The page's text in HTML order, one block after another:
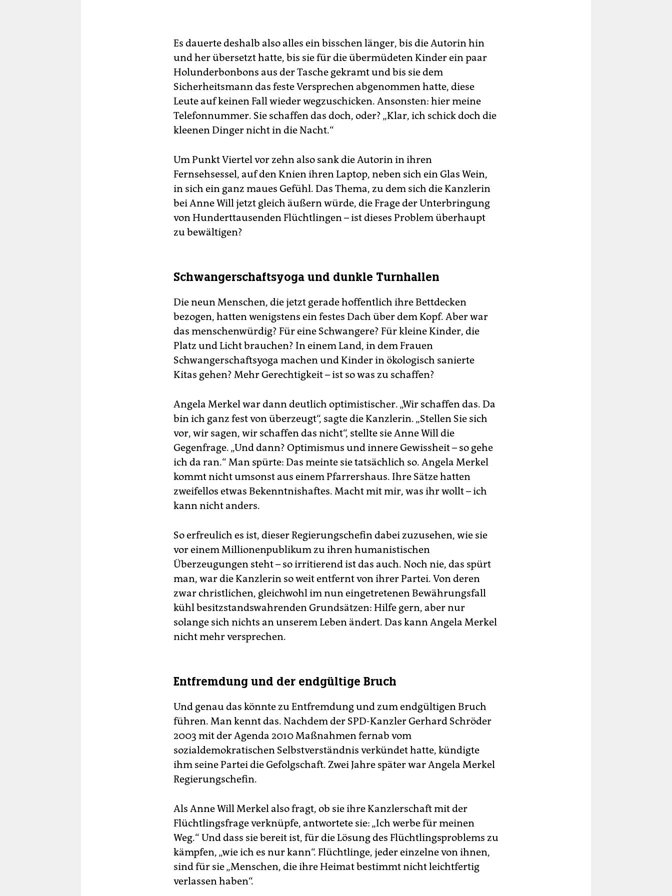
Es dauerte deshalb also alles ein bisschen länger, bis die Autorin hin
und her übersetzt hatte, bis sie für die übermüdeten Kinder ein paar
Holunderbonbons aus der Tasche gekramt und bis sie dem
Sicherheitsmann das feste Versprechen abgenommen hatte, diese
Leute auf keinen Fall wieder wegzuschicken. Ansonsten: hier meine
Telefonnummer. Sie schaffen das doch, oder? „Klar, ich schick doch die
kleenen Dinger nicht in die Nacht.“
Um Punkt Viertel vor zehn also sank die Autorin in ihren
Fernsehsessel, auf den Knien ihren Laptop, neben sich ein Glas Wein,
in sich ein ganz maues Gefühl. Das Thema, zu dem sich die Kanzlerin
bei Anne Will jetzt gleich äußern würde, die Frage der Unterbringung
von Hunderttausenden Flüchtlingen – ist dieses Problem überhaupt
zu bewältigen?
Schwangerschaftsyoga und dunkle Turnhallen
Die neun Menschen, die jetzt gerade hoffentlich ihre Bettdecken
bezogen, hatten wenigstens ein festes Dach über dem Kopf. Aber war
das menschenwürdig? Für eine Schwangere? Für kleine Kinder, die
Platz und Licht brauchen? In einem Land, in dem Frauen
Schwangerschaftsyoga machen und Kinder in ökologisch sanierte
Kitas gehen? Mehr Gerechtigkeit – ist so was zu schaffen?
Angela Merkel war dann deutlich optimistischer. „Wir schaffen das. Da
bin ich ganz fest von überzeugt“, sagte die Kanzlerin. „Stellen Sie sich
vor, wir sagen, wir schaffen das nicht“, stellte sie Anne Will die
Gegenfrage. „Und dann? Optimismus und innere Gewissheit – so gehe
ich da ran.“ Man spürte: Das meinte sie tatsächlich so. Angela Merkel
kommt nicht umsonst aus einem Pfarrershaus. Ihre Sätze hatten
zweifellos etwas Bekenntnishaftes. Macht mit mir, was ihr wollt – ich
kann nicht anders.
So erfreulich es ist, dieser Regierungschefin dabei zuzusehen, wie sie
vor einem Millionenpublikum zu ihren humanistischen
Überzeugungen steht – so irritierend ist das auch. Noch nie, das spürt
man, war die Kanzlerin so weit entfernt von ihrer Partei. Von deren
zwar christlichen, gleichwohl im nun eingetretenen Bewährungsfall
kühl besitzstandswahrenden Grundsätzen: Hilfe gern, aber nur
solange sich nichts an unserem Leben ändert. Das kann Angela Merkel
nicht mehr versprechen.
Entfremdung und der endgültige Bruch
Und genau das könnte zu Entfremdung und zum endgültigen Bruch
führen. Man kennt das. Nachdem der SPD-Kanzler Gerhard Schröder
2003 mit der Agenda 2010 Maßnahmen fernab vom
sozialdemokratischen Selbstverständnis verkündet hatte, kündigte
ihm seine Partei die Gefolgschaft. Zwei Jahre später war Angela Merkel
Regierungschefin.
Als Anne Will Merkel also fragt, ob sie ihre Kanzlerschaft mit der
Flüchtlingsfrage verknüpfe, antwortete sie: „Ich werbe für meinen
Weg.“ Und dass sie bereit ist, für die Lösung des Flüchtlingsproblems zu
kämpfen, „wie ich es nur kann“. Flüchtlinge, jeder einzelne von ihnen,
sind für sie „Menschen, die ihre Heimat bestimmt nicht leichtfertig
verlassen haben“.